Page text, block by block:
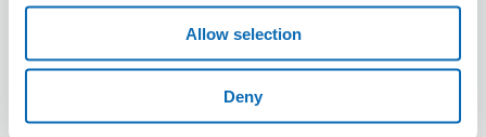
Allow selection
Deny
この店舗を予約する